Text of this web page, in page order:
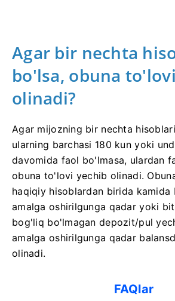
Agar bir nechta
bo'lsa, obuna
olinadi?
Agar mijozning bir nechta
ularning barchasi 180 kun yoki
davomida faol bo'lmasa, ulardan
obuna to'lovi yechib olinadi.
haqiqiy hisoblardan birida kamida
amalga oshirilgunga qadar yoki
bog'liq bo'lmagan depozit/pul
amalga oshirilgunga qadar
olinadi.
FAQlar